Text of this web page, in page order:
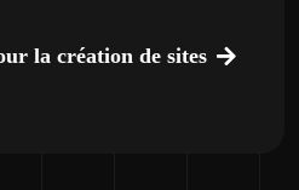
la création de sites